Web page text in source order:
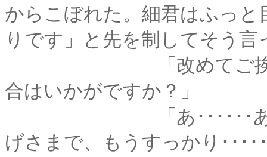
からこぼれた。細君はふっ
りです」と先を制してそう言
「改めてご挨拶に伺
合はいかがですか？」
「あ･･････ああ、か
げさまで、もうすっかり･･･